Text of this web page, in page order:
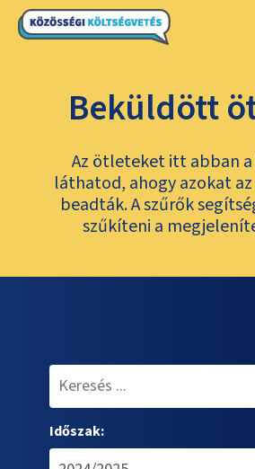
Beküldött
Az ötleteket itt abban
láthatod, ahogy azokat
beadták. A szűrők
szűkíteni a
Időszak: